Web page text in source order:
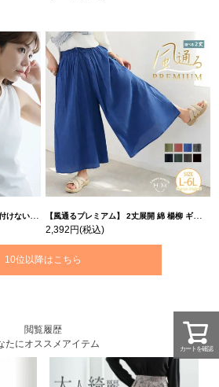
ハッピーマリリン 【風通るプレミアム】 2丈展開 綿 楊柳 ギャザー フレア スカンツ 【ウェストゴム】 | 大きいサイズの通販ならハッピーマリリン
2,392円(税込)
10位以降はこちら
閲覧履歴
たにオススメアイテム
カートを確認